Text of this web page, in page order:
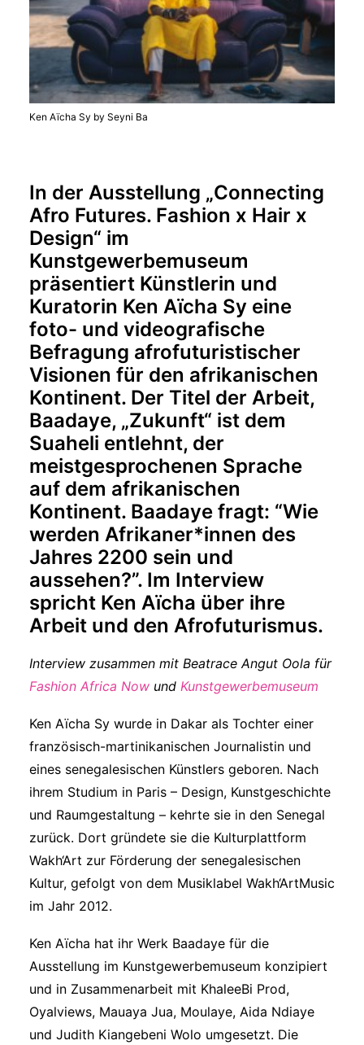
Ken Aïcha Sy by Seyni Ba
In der Ausstellung „Connecting
Afro Futures. Fashion x Hair x
Design“ im
Kunstgewerbemuseum
präsentiert Künstlerin und
Kuratorin Ken Aïcha Sy eine
foto- und videografische
Befragung afrofuturistischer
Visionen für den afrikanischen
Kontinent. Der Titel der Arbeit,
Baadaye, „Zukunft“ ist dem
Suaheli entlehnt, der
meistgesprochenen Sprache
auf dem afrikanischen
Kontinent. Baadaye fragt: “Wie
werden Afrikaner*innen des
Jahres 2200 sein und
aussehen?”. Im Interview
spricht Ken Aïcha über ihre
Arbeit und den Afrofuturismus.
Interview zusammen mit Beatrace Angut Oola für
Fashion Africa Now und Kunstgewerbemuseum
Ken Aïcha Sy wurde in Dakar als Tochter einer
französisch-martinikanischen Journalistin und
eines senegalesischen Künstlers geboren. Nach
ihrem Studium in Paris – Design, Kunstgeschichte
und Raumgestaltung – kehrte sie in den Senegal
zurück. Dort gründete sie die Kulturplattform
Wakh‘Art zur Förderung der senegalesischen
Kultur, gefolgt von dem Musiklabel Wakh‘ArtMusic
im Jahr 2012.
Ken Aïcha hat ihr Werk Baadaye für die
Ausstellung im Kunstgewerbemuseum konzipiert
und in Zusammenarbeit mit KhaleeBi Prod,
Oyalviews, Mauaya Jua, Moulaye, Aida Ndiaye
und Judith Kiangebeni Wolo umgesetzt. Die